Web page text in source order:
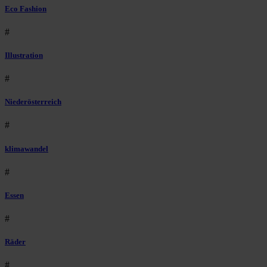
Eco Fashion
#
Illustration
#
Niederösterreich
#
klimawandel
#
Essen
#
Räder